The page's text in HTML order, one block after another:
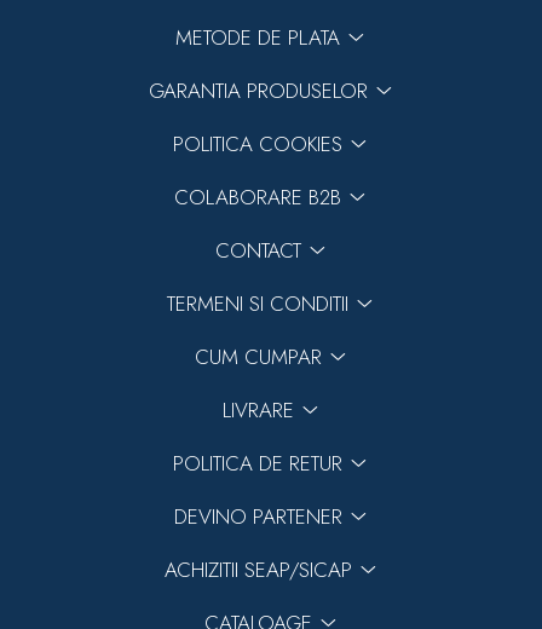
METODE DE PLATA
GARANTIA PRODUSELOR
POLITICA COOKIES
COLABORARE B2B
CONTACT
TERMENI SI CONDITII
CUM CUMPAR
LIVRARE
POLITICA DE RETUR
DEVINO PARTENER
ACHIZITII SEAP/SICAP
CATALOAGE